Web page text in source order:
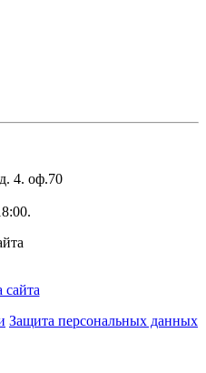
4. оф.70
сайта
Защита персональных данных